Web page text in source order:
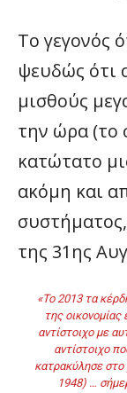
Το γεγονός
ψευδώς ότι
μισθούς
την ώρα (το
κατώτατο
ακόμη και
της 31ης
«Το 2013 τα
της
αντίστοιχο με
αντίστοιχο
κατρακύλησε στο
1948) …